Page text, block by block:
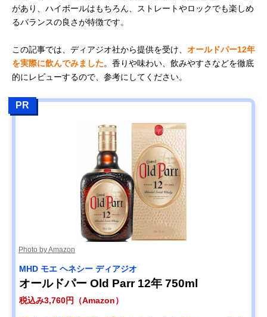
があり、ハイボールはもちろん、ストレートやロックでも楽しめ
るバランスの良さが特徴です。
この記事では、ディアジオ社から提供を受け、 オールドパー12年
を実際に飲んでみました。香りや味わい、飲みやすさなどを徹底
的にレビューするので、参考にしてください。
PR
Photo by Amazon
MHD モエ ヘネシー ディアジオ
オールドパー Old Parr 12年 750ml
税込み3,760円（Amazon）